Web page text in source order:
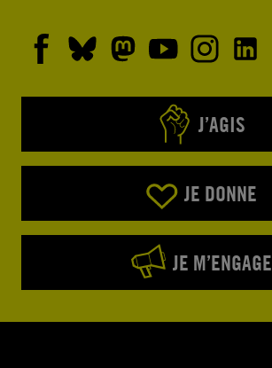
J’AGIS
JE DONNE
JE M’ENGAGE